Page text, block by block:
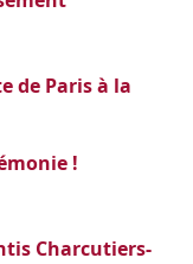
de Paris à la
!
Charcutiers-